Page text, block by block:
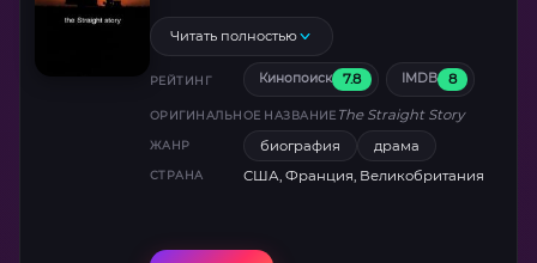
реальных событиях история о примирении,
где каждый километр пути становится
испытанием характера, а встречи с
незнакомцами — уроками человечности.
Неожиданно лиричная работа Дэвида
Линча, снятая в его фирменном
гипнотическом ритме .
Читать полностью
РЕЙТИНГ Кинопоиск 7.8 IMDB 8
ОРИГИНАЛЬНОЕ НАЗВАНИЕ The Straight Story
ЖАНР биография драма
СТРАНА США, Франция, Великобритания